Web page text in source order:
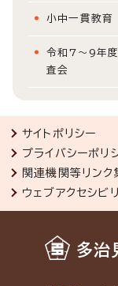
小中一貫教育
令和7～9年度
査会
サイトポリシー
プライバシーポリ
関連機関等リンク
ウェブアクセシビ
多治